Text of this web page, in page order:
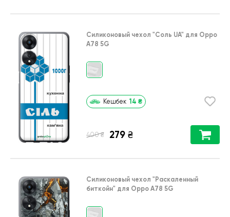
Силиконовый чехол "Соль UA" для Oppo
A78 5G
Кешбек 14 ₴
400 ₴ 279 ₴
Силиконовый чехол "Раскаленный
биткойн" для Oppo A78 5G